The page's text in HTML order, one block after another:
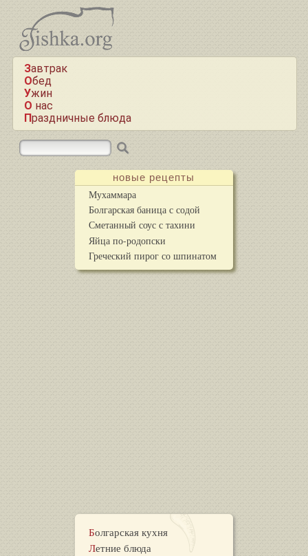
Завтрак
Обед
Ужин
О нас
Праздничные блюда
новые рецепты
Мухаммара
Болгарская баница с содой
Сметанный соус с тахини
Яйца по-родопски
Греческий пирог со шпинатом
Болгарская кухня
Летние блюда